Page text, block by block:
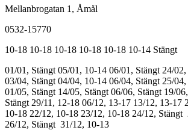
Mellanbrogatan 1, Åmål
0532-15770
10-18 10-18 10-18 10-18 10-18 10-14 Stängt
01/01, Stängt 05/01, 10-14 06/01, Stängt 24/
03/04, Stängt 04/04, 10-14 06/04, Stängt 25/
01/05, Stängt 14/05, Stängt 06/06, Stängt 19/
Stängt 29/11, 12-18 06/12, 13-17 13/12, 13-17
10-18 22/12, 10-18 23/12, 10-18 24/12, Stängt
26/12, Stängt 31/12, 10-13